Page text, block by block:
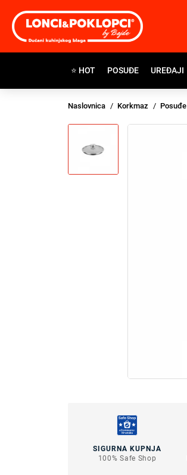
⭐ HOT POSUĐE UREĐAJI
Naslovnica Korkmaz Posuđe
SIGURNA KUPNJA
100% Safe Shop